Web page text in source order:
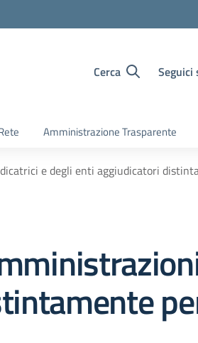
Cerca Seguici
Amministrazione Trasparente
e degli enti aggiudicatori